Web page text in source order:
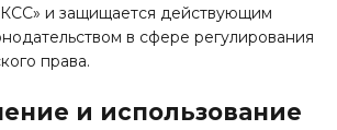
и защищается действующим
в сфере регулирования
права.
и использование